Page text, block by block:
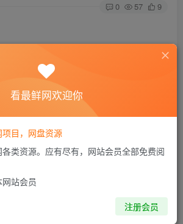
0 57 9
AI小白变大神COMFYUI+PS全新工作流
绘画初学者设计的课程，帮助学员快速
图到高清放大和骨骼制作等最新AI技术
安装详解、报错解决、图文创作、线稿
景更换、高清修复、透明处理、老照片
摄影工作流以及多人换脸等多个方面。
看最鲜网欢迎你
目，网盘资源
类资源。应有尽有，网站会员全部免费阅
站会员
注册会员